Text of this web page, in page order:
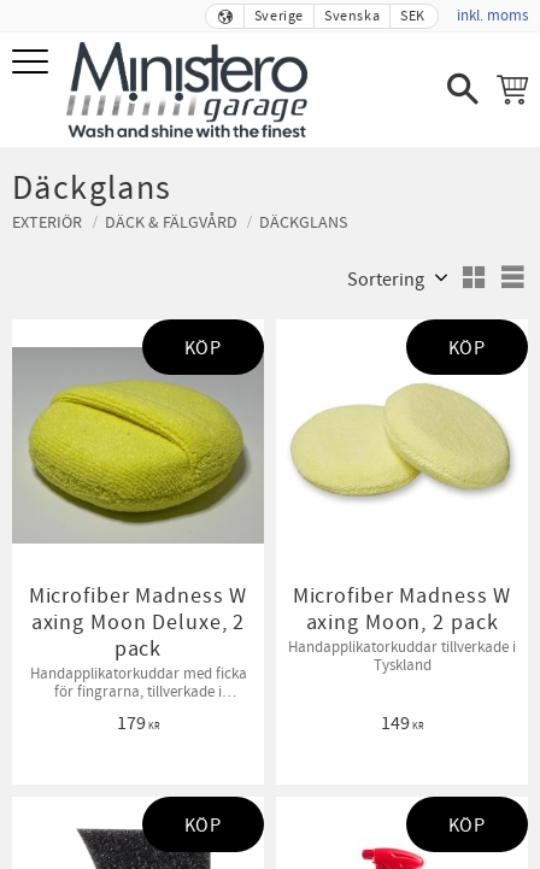
Meny
Sverige Svenska SEK inkl. moms
Däckglans
EXTERIÖR DÄCK & FÄLGVÅRD DÄCKGLANS
Microfiber Madness W
axing Moon Deluxe, 2
pack
Handapplikatorkuddar med ficka
för fingrarna, tillverkade i
179KR
KÖP
Microfiber Madness W
axing Moon, 2 pack
Handapplikatorkuddar tillverkade i
Tyskland
149KR
KÖP
KÖP KÖP